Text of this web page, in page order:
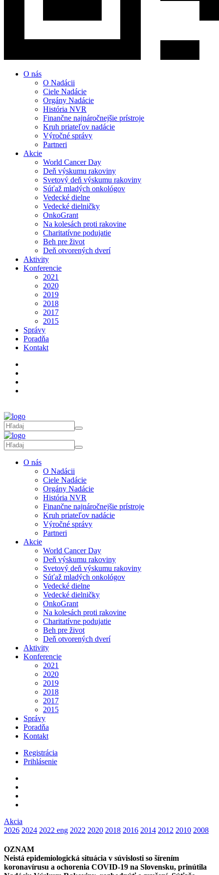
O nás
O Nadácii
Ciele Nadácie
Orgány Nadácie
História NVR
Finančne najnáročnejšie prístroje
Kruh priateľov nadácie
Výročné správy
Partneri
Akcie
World Cancer Day
Deň výskumu rakoviny
Svetový deň výskumu rakoviny
Súťaž mladých onkológov
Vedecké dielne
Vedecké dielničky
OnkoGrant
Na kolesách proti rakovine
Charitatívne podujatie
Beh pre život
Deň otvorených dverí
Aktivity
Konferencie
2021
2020
2019
2018
2017
2015
Správy
Poradňa
Kontakt
O nás
O Nadácii
Ciele Nadácie
Orgány Nadácie
História NVR
Finančne najnáročnejšie prístroje
Kruh priateľov nadácie
Výročné správy
Partneri
Akcie
World Cancer Day
Deň výskumu rakoviny
Svetový deň výskumu rakoviny
Súťaž mladých onkológov
Vedecké dielne
Vedecké dielničky
OnkoGrant
Na kolesách proti rakovine
Charitatívne podujatie
Beh pre život
Deň otvorených dverí
Aktivity
Konferencie
2021
2020
2019
2018
2017
2015
Správy
Poradňa
Kontakt
Registrácia
Prihlásenie
Akcia
2026 2024 2022 eng 2022 2020 2018 2016 2014 2012 2010 2008
OZNAM
Neistá epidemiologická situácia v súvislosti so šírením
koronavírusu a ochorenia COVID-19 na Slovensku, prinútila